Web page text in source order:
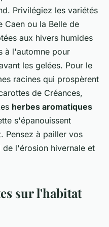
Privilégiez les variétés
Caen ou la Belle de
aux hivers humides
à l'automne pour
les gelées. Pour le
racines qui prospèrent
de Créances,
herbes aromatiques
s'épanouissent
Pensez à pailler vos
l'érosion hivernale et
sur l'habitat